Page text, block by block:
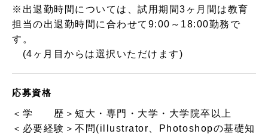
※出退勤時間については、試用期間3ヶ月間は教育
担当の出退勤時間に合わせて9:00～18:00勤務で
す。
(4ヶ月目からは選択いただけます)
応募資格
＜学 歴＞短大・専門・大学・大学院卒以上
＜必要経験＞不問(illustrator、Photoshopの基礎知